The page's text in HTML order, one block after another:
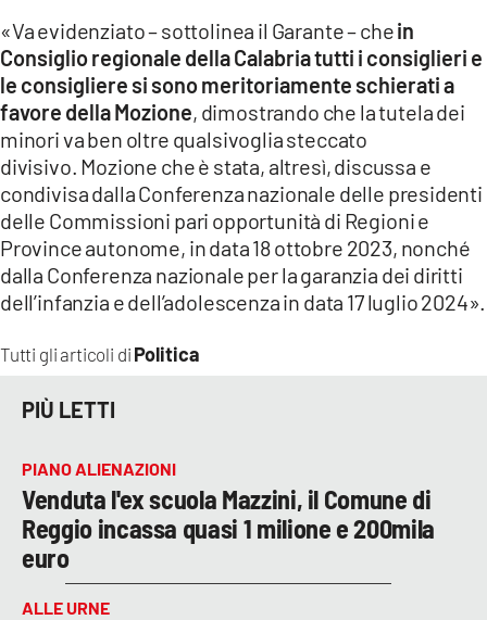
Tutti gli articoli di Politica
«Va evidenziato – sottolinea il Garante – chein
Consiglio regionale della Calabria tutti i consiglieri e
le consigliere si sono meritoriamente schierati a
favore della Mozione, dimostrando che la tutela dei
minori va ben oltre qualsivoglia steccato
divisivo. Mozione che è stata, altresì, discussa e
condivisa dalla Conferenza nazionale delle presidenti
delle Commissioni pari opportunità di Regioni e
Province autonome, in data 18 ottobre 2023, nonché
dalla Conferenza nazionale per la garanzia dei diritti
dell’infanzia e dell’adolescenza in data 17 luglio 2024».
PIÙ LETTI
PIANO ALIENAZIONI
Venduta l'ex scuola Mazzini, il Comune di
Reggio incassa quasi 1 milione e 200mila
euro
ALLE URNE